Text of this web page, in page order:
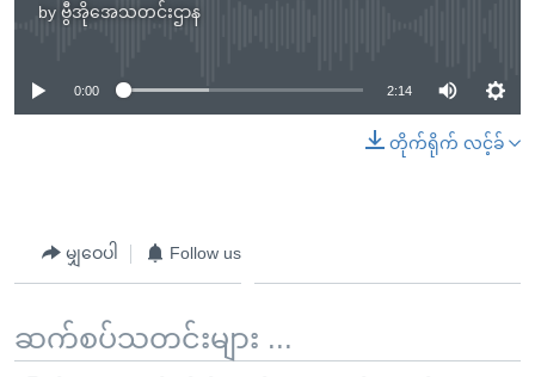
by ဗွီအိုအေသတင်းဌာန
No media source currently available
0:00 2:14
တိုက်ရိုက် လင့်ခ်
မျှဝေပါ Follow us
ဆက်စပ်သတင်းများ ...